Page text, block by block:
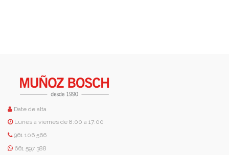
Date de alta
Lunes a viernes de 8:00 a 17:00
961 106 566
661 597 388